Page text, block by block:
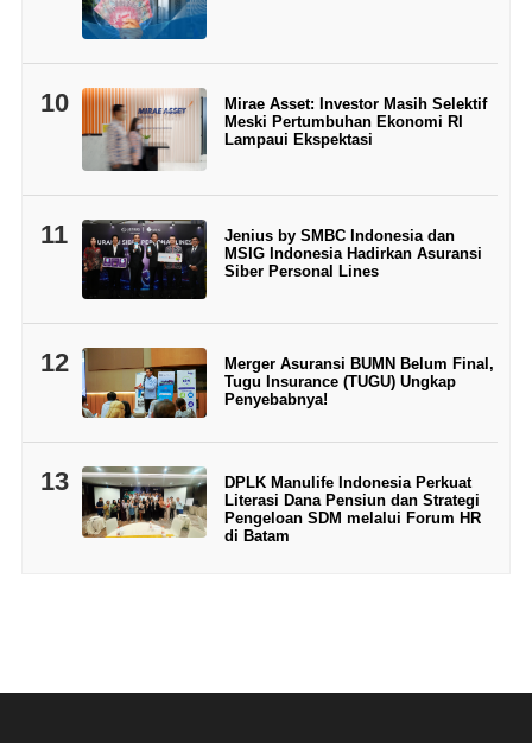
10
Mirae Asset: Investor Masih Selektif
Meski Pertumbuhan Ekonomi RI
Lampaui Ekspektasi
11
Jenius by SMBC Indonesia dan
MSIG Indonesia Hadirkan Asuransi
Siber Personal Lines
12
Merger Asuransi BUMN Belum Final,
Tugu Insurance (TUGU) Ungkap
Penyebabnya!
13
DPLK Manulife Indonesia Perkuat
Literasi Dana Pensiun dan Strategi
Pengeloan SDM melalui Forum HR
di Batam